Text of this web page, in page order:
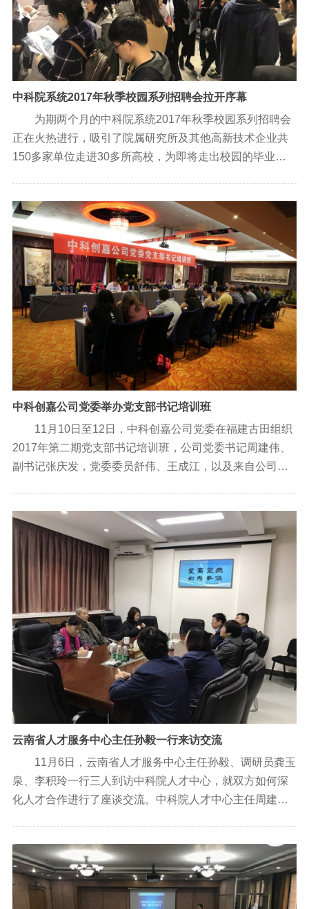
中科院系统2017年秋季校园系列招聘会拉开序幕
为期两个月的中科院系统2017年秋季校园系列招聘会
正在火热进行，吸引了院属研究所及其他高新技术企业共
150多家单位走进30多所高校，为即将走出校园的毕业生
中科创嘉公司党委举办党支部书记培训班
11月10日至12日，中科创嘉公司党委在福建古田组织
2017年第二期党支部书记培训班，公司党委书记周建伟、
副书记张庆发，党委委员舒伟、王成江，以及来自公司所
云南省人才服务中心主任孙毅一行来访交流
11月6日，云南省人才服务中心主任孙毅、调研员龚玉
泉、李积玲一行三人到访中科院人才中心，就双方如何深
化人才合作进行了座谈交流。中科院人才中心主任周建